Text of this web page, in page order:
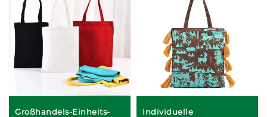
Großhandels-Einheits-
Individuelle